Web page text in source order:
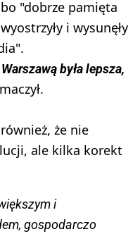
"dobrze pamięta
i wysunęły
była lepsza,
że nie
ale kilka korekt
i
gospodarczo